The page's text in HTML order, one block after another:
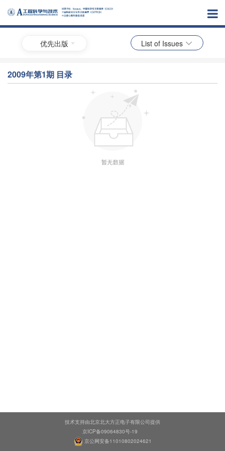
优先出版 List of Issues
2009年第1期 目录
技术支持由北京北大方正电子有限公司提供
京ICP备09064830号-19
京公网安备11010802024621